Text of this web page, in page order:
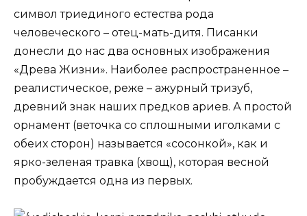
символ триединого естества рода
человеческого – отец-мать-дитя. Писанки
донесли до нас два основных изображения
«Древа Жизни». Наиболее распространенное –
реалистическое, реже – ажурный тризуб,
древний знак наших предков ариев. А простой
орнамент (веточка со сплошными иголками с
обеих сторон) называется «сосонкой», как и
ярко-зеленая травка (хвощ), которая весной
пробуждается одна из первых.